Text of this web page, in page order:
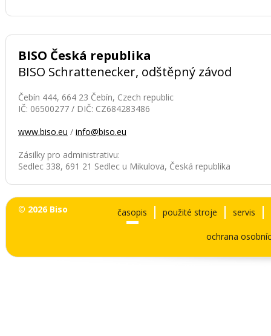
načasování a vhodně
BISO Česká republika
BISO Schrattenecker, odštěpný závod
Čebín 444, 664 23 Čebín, Czech republic
IČ: 06500277 / DIČ: CZ684283486
www.biso.eu / info@biso.eu
Zásilky pro administrativu:
Sedlec 338, 691 21 Sedlec u Mikulova, Česká republika
© 2026 Biso časopis použité stroje servis
ochrana